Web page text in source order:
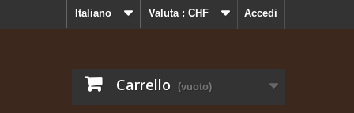
Accedi
Valuta : CHF
Italiano
Carrello (vuoto)